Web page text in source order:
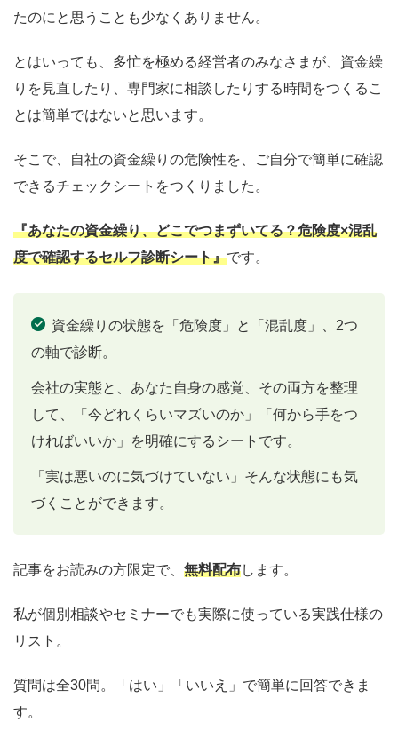
たのにと思うことも少なくありません。
とはいっても、多忙を極める経営者のみなさまが、資金繰
りを見直したり、専門家に相談したりする時間をつくるこ
とは簡単ではないと思います。
そこで、自社の資金繰りの危険性を、ご自分で簡単に確認
できるチェックシートをつくりました。
『あなたの資金繰り、どこでつまずいてる？危険度×混乱
度で確認するセルフ診断シート』です。
資金繰りの状態を「危険度」と「混乱度」、2つ
の軸で診断。
会社の実態と、あなた自身の感覚、その両方を整理
して、「今どれくらいマズいのか」「何から手をつ
ければいいか」を明確にするシートです。
「実は悪いのに気づけていない」そんな状態にも気
づくことができます。
記事をお読みの方限定で、 無料配布します。
私が個別相談やセミナーでも実際に使っている実践仕様の
リスト。
質問は全30問。「はい」「いいえ」で簡単に回答できま
す。